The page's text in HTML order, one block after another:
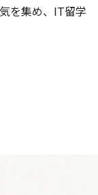
を集め、IT留学